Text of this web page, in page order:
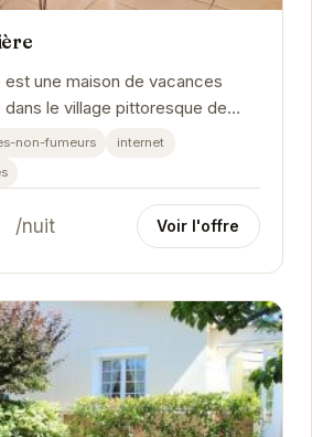
est une maison de vacances
le village pittoresque de
Avec son emplacement
non-fumeurs
internet
/nuit Voir l'offre